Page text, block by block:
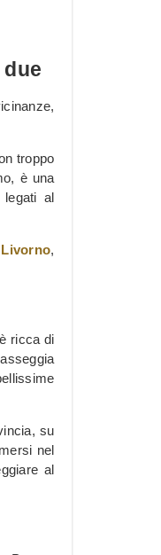
troppo
è una
al
,
ricca di
su
nel
al